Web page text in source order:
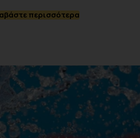
περισσότερα